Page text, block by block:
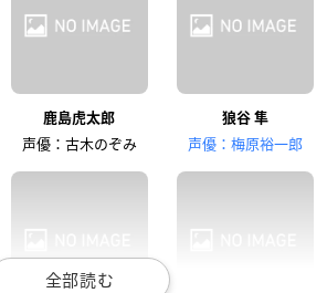
本渡楓
猿渡美鳥
前野智昭
兎田義仁
鹿島虎太郎
声優：古木のぞみ
狼谷 隼
声優：梅原裕一郎